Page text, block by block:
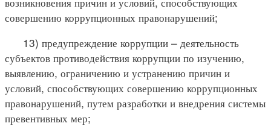
совершению коррупционных правонарушений;
13) предупреждение коррупции – деятельность
субъектов противодействия коррупции по изучению,
выявлению, ограничению и устранению причин и
условий, способствующих совершению коррупционных
правонарушений, путем разработки и внедрения системы
превентивных мер;